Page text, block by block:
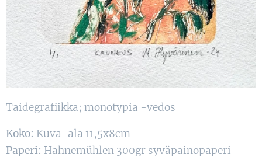
Taidegrafiikka; monotypia -vedos
Koko: Kuva-ala 11,5x8cm
Paperi: Hahnemühlen 300gr syväpainopaperi